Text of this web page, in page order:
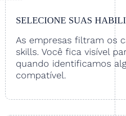
SELECIONE SUAS
As empresas filtram os
skills. Você fica visível
quando identificamos
compatível.